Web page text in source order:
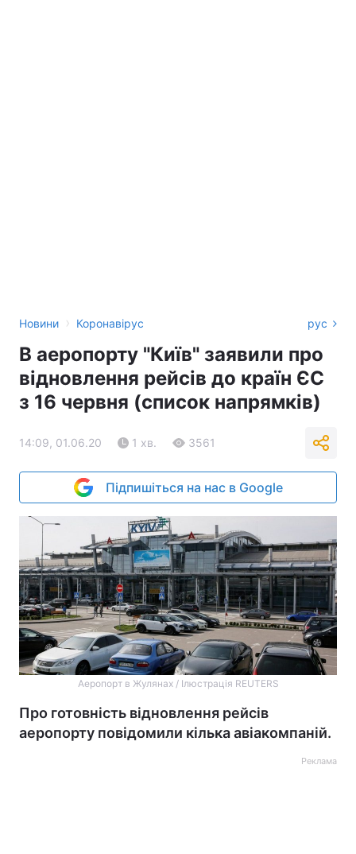
Новини › Коронавірус рус
В аеропорту "Київ" заявили про
відновлення рейсів до країн ЄС
з 16 червня (список напрямків)
14:09, 01.06.20 1 хв. 3561
Підпишіться на нас в Google
Аеропорт в Жулянах / Ілюстрація REUTERS
Про готовність відновлення рейсів
аеропорту повідомили кілька авіакомпаній.
Реклама